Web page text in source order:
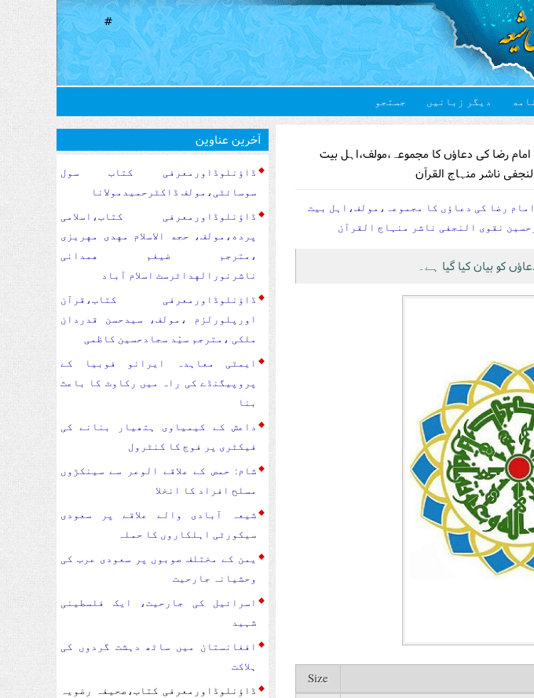
#
دیگر زبانیں جستجو
رضا کی دعاؤں کا مجموعہ،مولف،اہل بیت
ناشر منہاج القرآن
رضا کی دعاؤں کا مجموعہ،مولف،اہل بیت
نقوی النجفی ناشر منہاج القرآن
کو بیان کیا گیا ہے۔
Size
آخرین عناوین
ڈاؤنلوڈاورمعرفی کتاب سول
سوسا‏‏ئٹی،مولف ڈاکٹرحمیدمولانا
ڈاؤنلوڈاورمعرفی کتاب،اسلامی
پرده،مولف، حجه الاسلام مهدی مهریزی
،مترجم ضیغم همدانی
ناشرنورالهداٹرسٹ اسلام آباد
ڈاؤنلوڈاورمعرفی کتاب،قرآن
اورپلورلزم ،مولف، سیدحسن قدردان
ملکی ،مترجم سیّد سجادحسین کاظمی
ایمٹی معاہدہ ایرانو فوبیا کے
پروپیگنڈے کی راہ میں رکاوٹ کا باعث
بنا
داعش کے کیمیاوی ہتھیار بنانے کی
فیکٹری پر فوج کا کنٹرول
شام: حمص کے علاقے الوعر سے سینکڑوں
مسلح افراد کا انخلا
شیعہ آبادی والے علاقے پر سعودی
سیکورٹی اہلکاروں کا حملہ
یمن کے مختلف صوبوں پر سعودی عرب کی
وحشیانہ جارحیت
اسرائیل کی جارحیت، ایک فلسطینی
شہید
افغانستان میں ساٹھ دہشت گردوں کی
ہلاکت
ڈاؤنلوڈاورمعرفی کتاب،صحیفہ رضویہ